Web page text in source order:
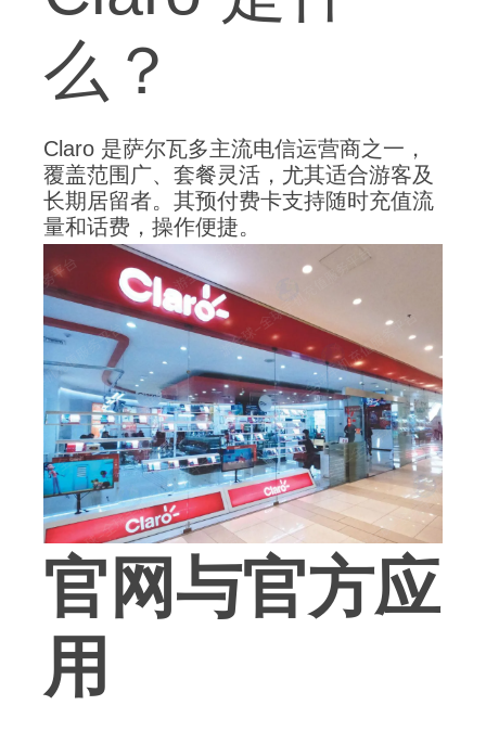
么？
Claro 是萨尔瓦多主流电信运营商之一，
覆盖范围广、套餐灵活，尤其适合游客及
长期居留者。其预付费卡支持随时充值流
量和话费，操作便捷。
官网与官方应
用